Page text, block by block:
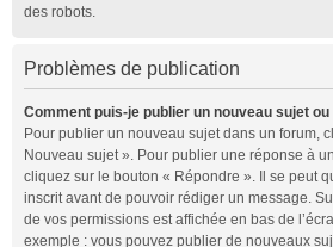
des robots.
Problèmes de publication
Comment puis-je publier un nouveau sujet
Pour publier un nouveau sujet dans un forum,
Nouveau sujet ». Pour publier une réponse à
cliquez sur le bouton « Répondre ». Il se peut
inscrit avant de pouvoir rédiger un message.
de vos permissions est affichée en bas de
exemple : vous pouvez publier de nouveaux